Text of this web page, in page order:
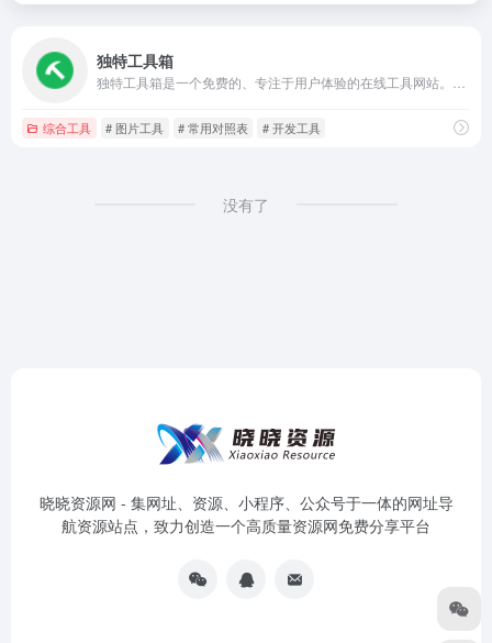
独特工具箱
综合工具 # 图片工具 # 常用对照表 # 开发工具
没有了
晓晓资源网 - 集网址、资源、小程序、公众号于一体的网址导
航资源站点，致力创造一个高质量资源网免费分享平台